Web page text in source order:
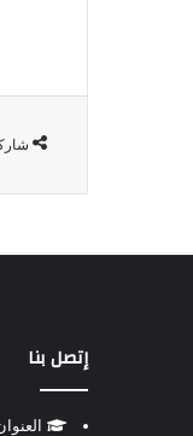
إتصل بنا
العنوان :